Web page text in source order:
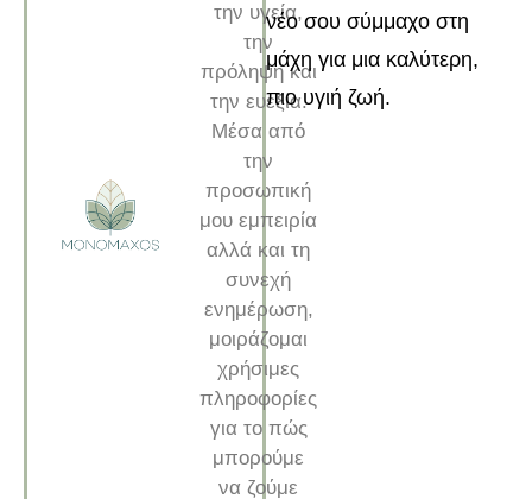
την υγεία,
την
πρόληψη και
την ευεξία.
Μέσα από
την
προσωπική
μου εμπειρία
αλλά και τη
συνεχή
ενημέρωση,
μοιράζομαι
χρήσιμες
πληροφορίες
για το πώς
μπορούμε
να ζούμε
νέο σου σύμμαχο στη
μάχη για μια καλύτερη,
πιο υγιή ζωή.